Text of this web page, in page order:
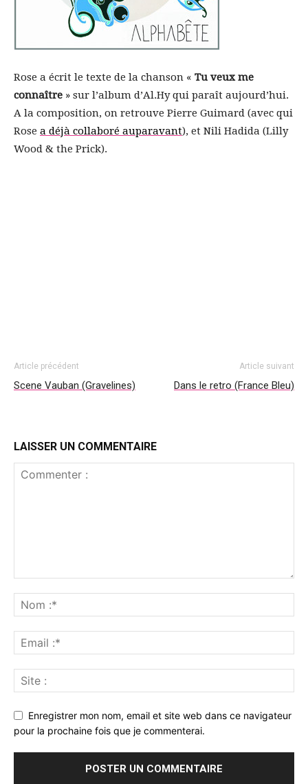
Rose a écrit le texte de la chanson « Tu veux me
connaître » sur l’album d’Al.Hy qui paraît aujourd’hui.
A la composition, on retrouve Pierre Guimard (avec qui
Rose a déjà collaboré auparavant), et Nili Hadida (Lilly
Wood & the Prick).
Article précédent
Scene Vauban (Gravelines)
Article suivant
Dans le retro (France Bleu)
LAISSER UN COMMENTAIRE
Enregistrer mon nom, email et site web dans ce navigateur
pour la prochaine fois que je commenterai.